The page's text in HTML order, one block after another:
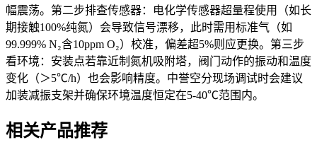
幅震荡。第二步排查传感器：电化学传感器超量程使用（如长
期接触100%纯氮）会导致信号漂移，此时需用标准气（如
99.999% N₂含10ppm O₂）校准，偏差超5%则应更换。第三步
看环境：安装点若靠近制氮机吸附塔，阀门动作的振动和温度
变化（＞5℃/h）也会影响精度。中誉空分现场调试时会建议
加装减振支架并确保环境温度恒定在5-40℃范围内。
相关产品推荐